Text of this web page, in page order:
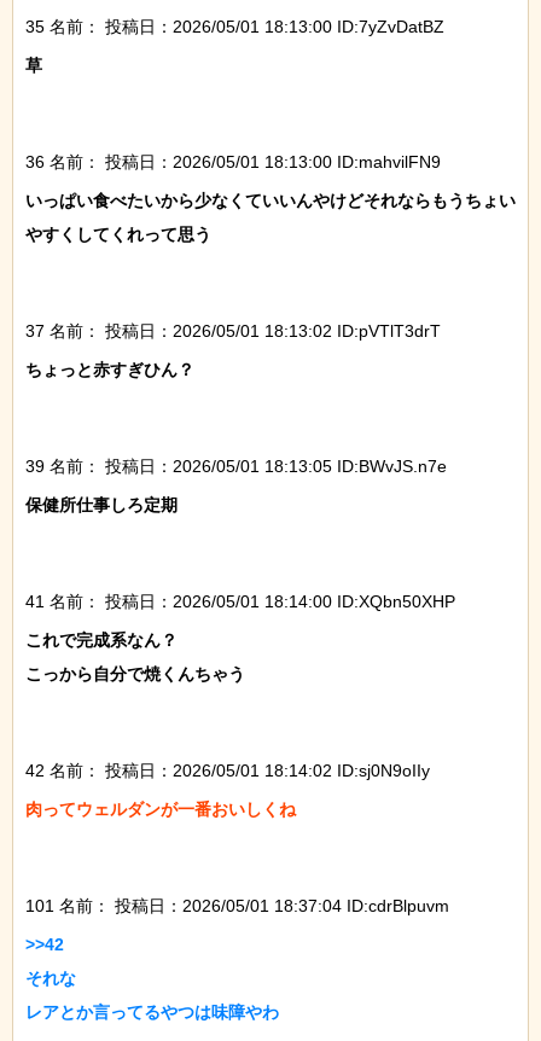
35 名前：
投稿日：2026/05/01 18:13:00 ID:7yZvDatBZ
草
36 名前：
投稿日：2026/05/01 18:13:00 ID:mahvilFN9
いっぱい食べたいから少なくていいんやけどそれならもうちょい
やすくしてくれって思う
37 名前：
投稿日：2026/05/01 18:13:02 ID:pVTlT3drT
ちょっと赤すぎひん？
39 名前：
投稿日：2026/05/01 18:13:05 ID:BWvJS.n7e
保健所仕事しろ定期
41 名前：
投稿日：2026/05/01 18:14:00 ID:XQbn50XHP
これで完成系なん？
こっから自分で焼くんちゃう
42 名前：
投稿日：2026/05/01 18:14:02 ID:sj0N9oIIy
肉ってウェルダンが一番おいしくね
101 名前：
投稿日：2026/05/01 18:37:04 ID:cdrBlpuvm
>>42
それな
レアとか言ってるやつは味障やわ